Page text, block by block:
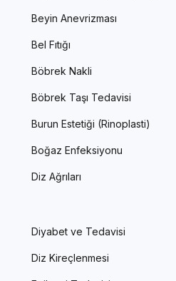
Beyin Anevrizması
Bel Fıtığı
Böbrek Nakli
Böbrek Taşı Tedavisi
Burun Estetiği (Rinoplasti)
Boğaz Enfeksiyonu
Diz Ağrıları
Diyabet ve Tedavisi
Diz Kireçlenmesi